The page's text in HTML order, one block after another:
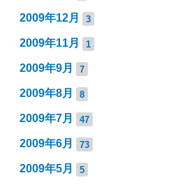
2009年12月 3
2009年11月 1
2009年9月 7
2009年8月 8
2009年7月 47
2009年6月 73
2009年5月 5